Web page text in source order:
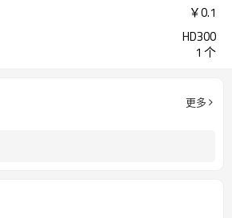
￥0.1
HD300
1 个
更多